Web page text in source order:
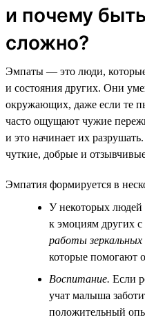
и почему
сложно?
Эмпаты — это люди,
и состояния других. Они
окружающих, даже если те
часто ощущают чужие
и это начинает их
чуткие, добрые и
Эмпатия формируется в
У некоторых людей
к эмоциям других
работы зеркальных
которые помогают
Воспитание. Если
учат малыша
положительный